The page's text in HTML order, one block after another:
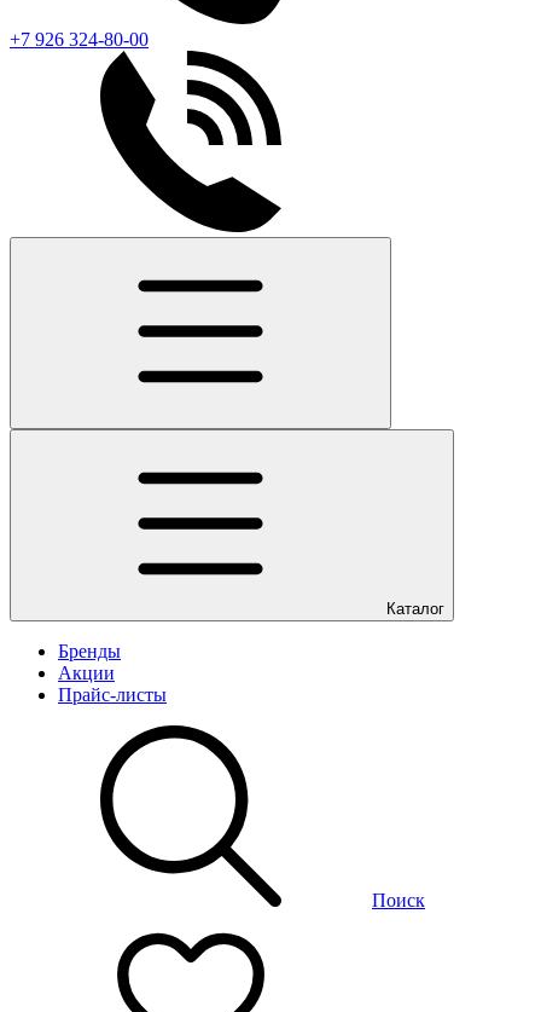
+7 926 324-80-00
Каталог
Бренды
Акции
Прайс-листы
Поиск